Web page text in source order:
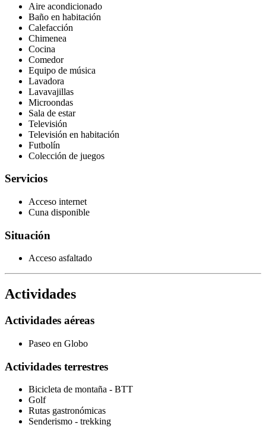
Aire acondicionado
Baño en habitación
Calefacción
Chimenea
Cocina
Comedor
Equipo de música
Lavadora
Lavavajillas
Microondas
Sala de estar
Televisión
Televisión en habitación
Futbolín
Colección de juegos
Servicios
Acceso internet
Cuna disponible
Situación
Acceso asfaltado
Actividades
Actividades aéreas
Paseo en Globo
Actividades terrestres
Bicicleta de montaña - BTT
Golf
Rutas gastronómicas
Senderismo - trekking